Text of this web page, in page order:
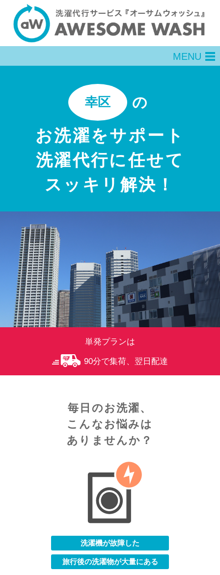
MENU
幸区 の
お洗濯をサポート
洗濯代行に任せて
スッキリ解決！
単発プランは
90分で集荷、翌日配達
毎日のお洗濯、
こんなお悩みは
ありませんか？
洗濯機が故障した
旅行後の洗濯物が大量にある